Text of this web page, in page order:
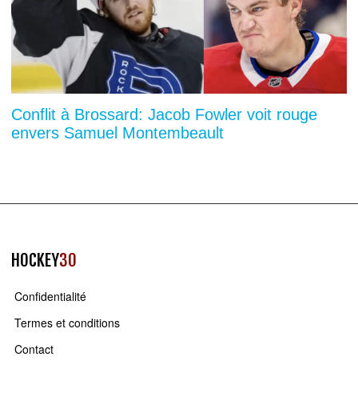
Conflit à Brossard: Jacob Fowler voit rouge
envers Samuel Montembeault
HOCKEY30
Confidentialité
Termes et conditions
Contact